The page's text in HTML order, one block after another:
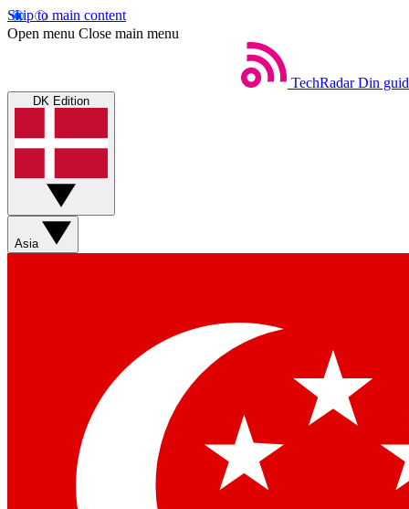
Skip to main content
Open menu Close main menu
TechRadar Din
DK Edition
Asia